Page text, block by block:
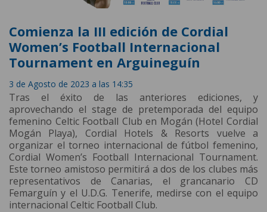
Comienza la III edición de Cordial
Women’s Football Internacional
Tournament en Arguineguín
3 de Agosto de 2023 a las 14:35
Tras el éxito de las anteriores ediciones, y
aprovechando el stage de pretemporada del equipo
femenino Celtic Football Club en Mogán (Hotel Cordial
Mogán Playa), Cordial Hotels & Resorts vuelve a
organizar el torneo internacional de fútbol femenino,
Cordial Women’s Football Internacional Tournament.
Este torneo amistoso permitirá a dos de los clubes más
representativos de Canarias, el grancanario CD
Femarguín y el U.D.G. Tenerife, medirse con el equipo
internacional Celtic Football Club.